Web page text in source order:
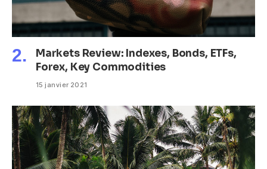
Markets Review: Indexes, Bonds, ETFs,
Forex, Key Commodities
15 janvier 2021